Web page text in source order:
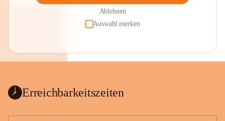
Ablehnen
Auswahl merken
Erreichbarkeitszeiten